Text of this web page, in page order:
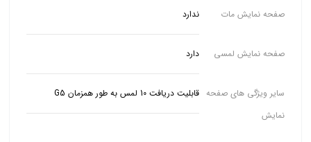
صفحه نمایش مات ندارد
صفحه نمایش لمسی دارد
سایر ویژگی های صفحه
نمایش
قابلیت دریافت 10 لمس به طور همزمان G5